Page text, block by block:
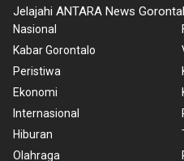
Jelajahi ANTARA News
Nasional
Kabar Gorontalo
Peristiwa
Ekonomi
Internasional
Hiburan
Olahraga